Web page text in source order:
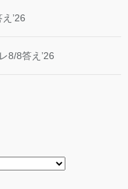
’26
8/8答え’26